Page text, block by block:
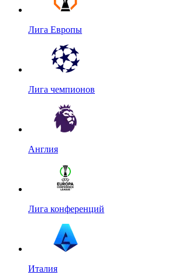
Лига Европы
Лига чемпионов
Англия
Лига конференций
Италия